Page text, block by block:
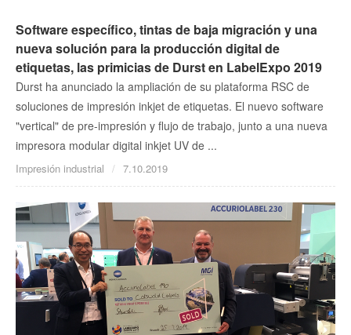
Software específico, tintas de baja migración y una
nueva solución para la producción digital de
etiquetas, las primicias de Durst en LabelExpo 2019
Durst ha anunciado la ampliación de su plataforma RSC de
soluciones de impresión inkjet de etiquetas. El nuevo software
"vertical" de pre-impresión y flujo de trabajo, junto a una nueva
impresora modular digital inkjet UV de ...
Impresión industrial 7.10.2019